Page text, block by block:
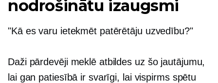
nodrošinātu izaugsmi
"Kā es varu ietekmēt patērētāju uzvedību?"
Daži pārdevēji meklē atbildes uz šo jautājumu,
lai gan patiesībā ir svarīgi, lai vispirms spētu